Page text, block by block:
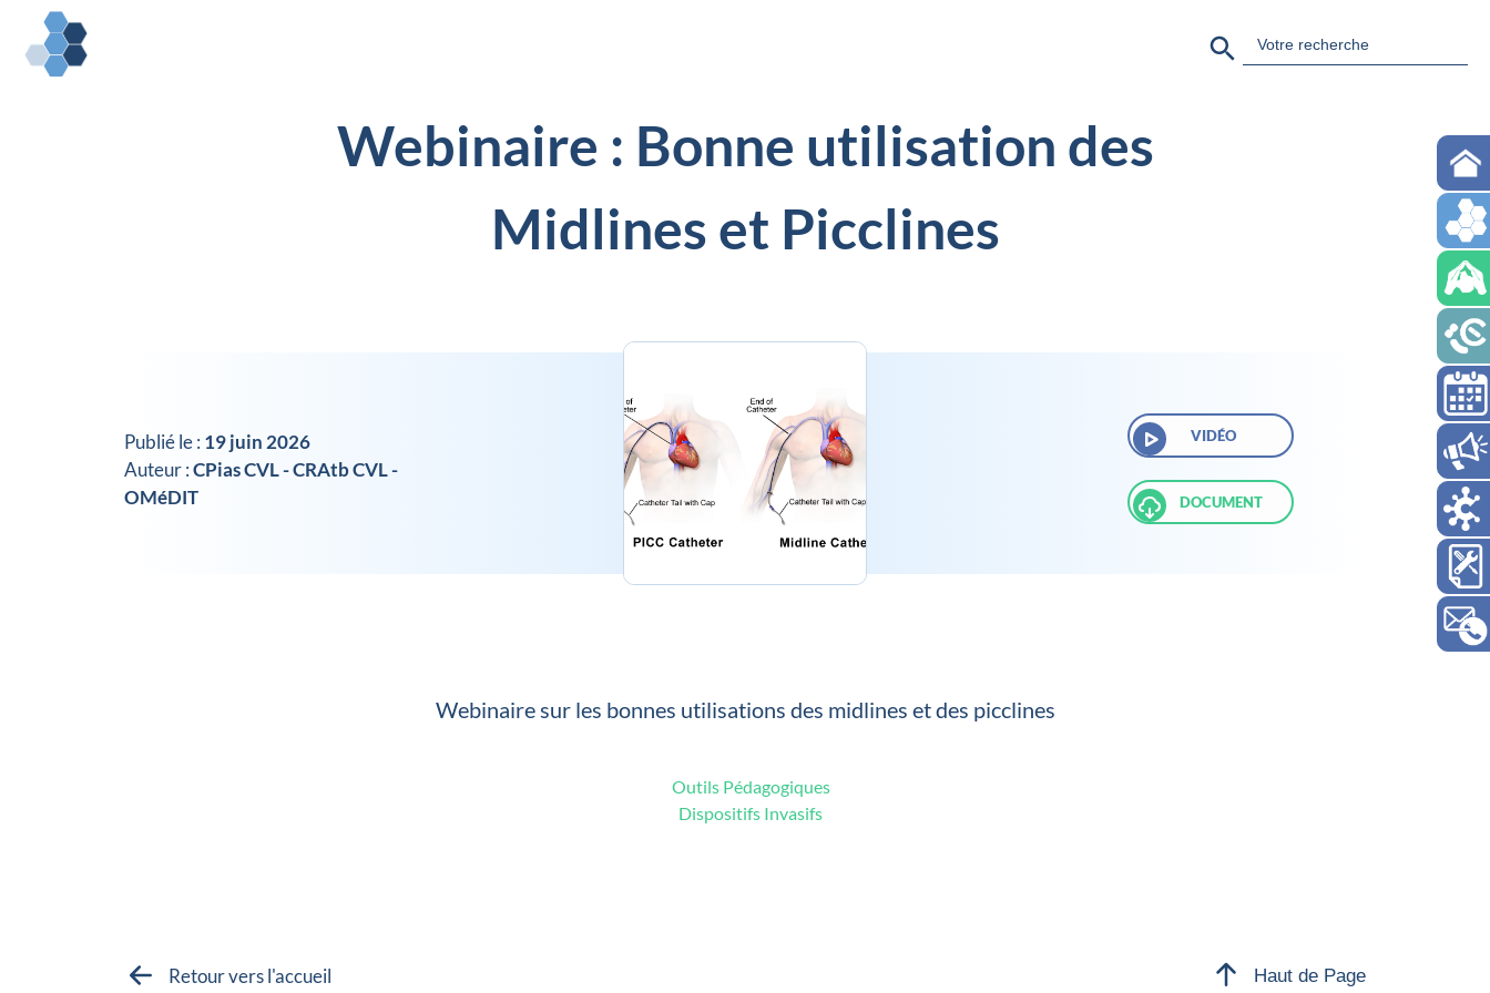
for:
Webinaire : Bonne utilisation des
Midlines et Picclines
Publié le : 19 juin 2026
Auteur :CPias CVL - CRAtb CVL -
OMéDIT
VIDÉO
DOCUMENT
Webinaire sur les bonnes utilisations des midlines et des picclines
Outils Pédagogiques
Dispositifs Invasifs
Retour vers l'accueil Haut de Page